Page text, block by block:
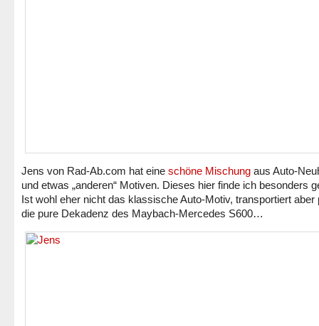
Jens von Rad-Ab.com hat eine schöne Mischung aus Auto-
und etwas „anderen“ Motiven. Dieses hier finde ich besonders
Ist wohl eher nicht das klassische Auto-Motiv, transportiert aber
die pure Dekadenz des Maybach-Mercedes S600…